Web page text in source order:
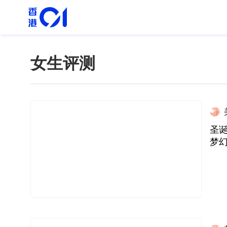
女生评测
圣
梦